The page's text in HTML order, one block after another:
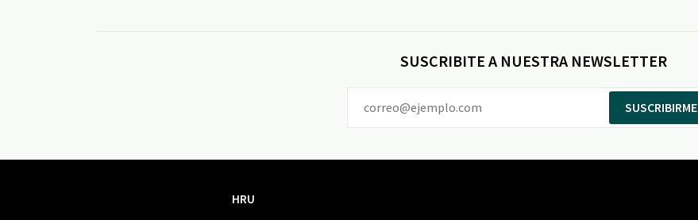
SUSCRIBITE A NUESTRA NEWSLETTER
SUSCRIBIRME
HRU